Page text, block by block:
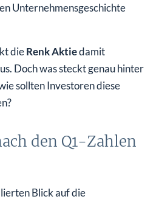
Unternehmensgeschichte
dieRenk Aktiedamit
Doch was steckt genau hinter
sollten Investoren diese
den Q1-Zahlen
Blick auf die